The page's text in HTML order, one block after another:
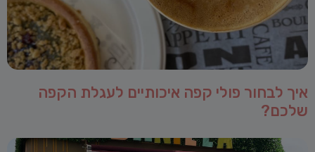
איך לבחור פולי קפה איכותיים לעגלת הקפה
שלכם?